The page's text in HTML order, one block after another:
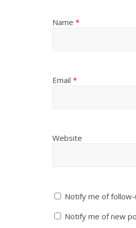
Name *
Email *
Website
Notify me of
Notify me of new